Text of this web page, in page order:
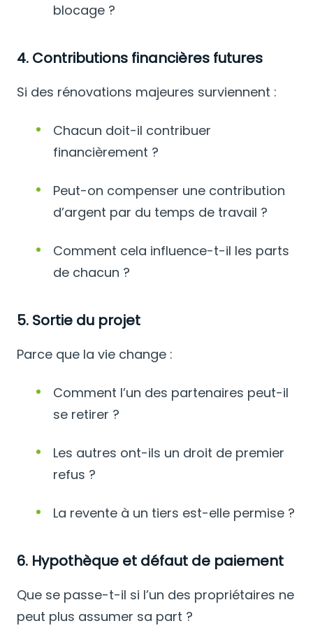
blocage ?
4. Contributions financières futures
Si des rénovations majeures surviennent :
Chacun doit-il contribuer
financièrement ?
Peut-on compenser une contribution
d’argent par du temps de travail ?
Comment cela influence-t-il les parts
de chacun ?
5. Sortie du projet
Parce que la vie change :
Comment l’un des partenaires peut-il
se retirer ?
Les autres ont-ils un droit de premier
refus ?
La revente à un tiers est-elle permise ?
6. Hypothèque et défaut de paiement
Que se passe-t-il si l’un des propriétaires ne
peut plus assumer sa part ?